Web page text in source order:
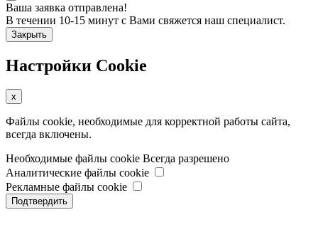
Ваша заявка отправлена!
В течении 10-15 минут с Вами свяжется наш специалист.
Закрыть
Настройки Cookie
x
Файлы cookie, необходимые для корректной работы сайта,
всегда включены.
Необходимые файлы cookie Всегда разрешено
Аналитические файлы cookie
Рекламные файлы cookie
Подтвердить